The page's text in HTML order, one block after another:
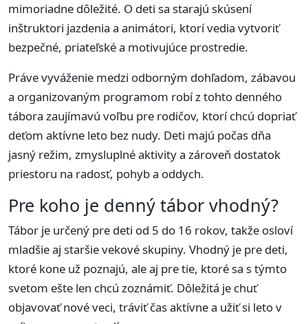
mimoriadne dôležité. O deti sa starajú skúsení
inštruktori jazdenia a animátori, ktorí vedia vytvoriť
bezpečné, priateľské a motivujúce prostredie.
Práve vyváženie medzi odborným dohľadom, zábavou
a organizovaným programom robí z tohto denného
tábora zaujímavú voľbu pre rodičov, ktorí chcú dopriať
deťom aktívne leto bez nudy. Deti majú počas dňa
jasný režim, zmysluplné aktivity a zároveň dostatok
priestoru na radosť, pohyb a oddych.
Pre koho je denný tábor vhodný?
Tábor je určený pre deti od 5 do 16 rokov, takže osloví
mladšie aj staršie vekové skupiny. Vhodný je pre deti,
ktoré kone už poznajú, ale aj pre tie, ktoré sa s týmto
svetom ešte len chcú zoznámiť. Dôležitá je chuť
objavovať nové veci, tráviť čas aktívne a užiť si leto v